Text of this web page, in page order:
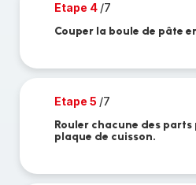
Etape 4 /7
Couper la boule de pâte
Etape 5 /7
Rouler chacune des
plaque de cuisson.